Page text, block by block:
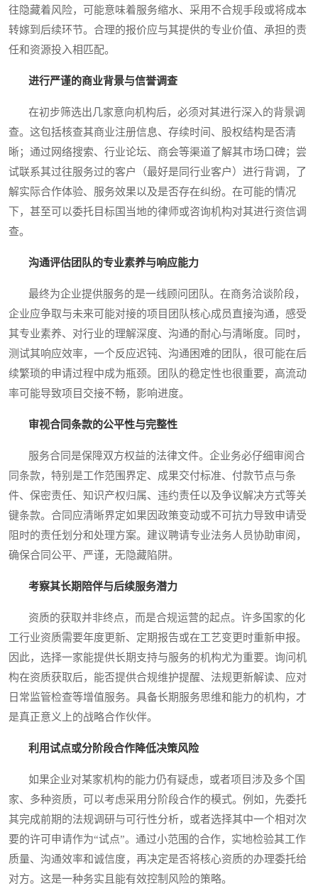
往隐藏着风险，可能意味着服务缩水、采用不合规手段或将成本
转嫁到后续环节。合理的报价应与其提供的专业价值、承担的责
任和资源投入相匹配。
进行严谨的商业背景与信誉调查
在初步筛选出几家意向机构后，必须对其进行深入的背景调
查。这包括核查其商业注册信息、存续时间、股权结构是否清
晰；通过网络搜索、行业论坛、商会等渠道了解其市场口碑；尝
试联系其过往服务过的客户（最好是同行业客户）进行背调，了
解实际合作体验、服务效果以及是否存在纠纷。在可能的情况
下，甚至可以委托目标国当地的律师或咨询机构对其进行资信调
查。
沟通评估团队的专业素养与响应能力
最终为企业提供服务的是一线顾问团队。在商务洽谈阶段，
企业应争取与未来可能对接的项目团队核心成员直接沟通，感受
其专业素养、对行业的理解深度、沟通的耐心与清晰度。同时，
测试其响应效率，一个反应迟钝、沟通困难的团队，很可能在后
续繁琐的申请过程中成为瓶颈。团队的稳定性也很重要，高流动
率可能导致项目交接不畅，影响进度。
审视合同条款的公平性与完整性
服务合同是保障双方权益的法律文件。企业务必仔细审阅合
同条款，特别是工作范围界定、成果交付标准、付款节点与条
件、保密责任、知识产权归属、违约责任以及争议解决方式等关
键条款。合同应清晰界定如果因政策变动或不可抗力导致申请受
阻时的责任划分和处理方案。建议聘请专业法务人员协助审阅，
确保合同公平、严谨，无隐藏陷阱。
考察其长期陪伴与后续服务潜力
资质的获取并非终点，而是合规运营的起点。许多国家的化
工行业资质需要年度更新、定期报告或在工艺变更时重新申报。
因此，选择一家能提供长期支持与服务的机构尤为重要。询问机
构在资质获取后，能否提供合规维护提醒、法规更新解读、应对
日常监管检查等增值服务。具备长期服务思维和能力的机构，才
是真正意义上的战略合作伙伴。
利用试点或分阶段合作降低决策风险
如果企业对某家机构的能力仍有疑虑，或者项目涉及多个国
家、多种资质，可以考虑采用分阶段合作的模式。例如，先委托
其完成前期的法规调研与可行性分析，或者选择其中一个相对次
要的许可申请作为“试点”。通过小范围的合作，实地检验其工作
质量、沟通效率和诚信度，再决定是否将核心资质的办理委托给
对方。这是一种务实且能有效控制风险的策略。